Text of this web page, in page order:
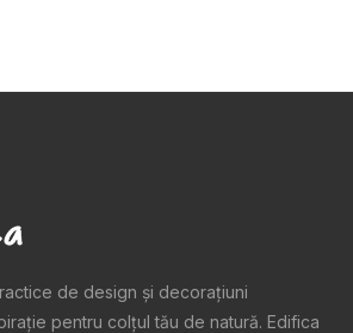
de design şi decoraţiuni
pentru colţul tău de natură. Edifica